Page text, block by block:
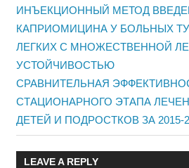
Post
navigation
Post:
ИНЪЕКЦИОННЫЙ МЕТОД
КАПРИОМИЦИНА У БОЛЬНЫХ
ЛЕГКИХ С МНОЖЕСТВЕННОЙ
УСТОЙЧИВОСТЬЮ
Next
Post:
СРАВНИТЕЛЬНАЯ
СТАЦИОНАРНОГО ЭТАПА
ДЕТЕЙ И ПОДРОСТКОВ ЗА 2015-
LEAVE A REPLY